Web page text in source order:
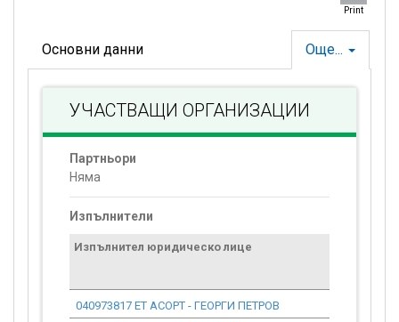
Print
Още...
Основни данни
УЧАСТВАЩИ ОРГАНИЗАЦИИ
Партньори
Няма
Изпълнители
Изпълнител юридическо лице
040973817 ЕТ АСОРТ - ГЕОРГИ ПЕТРОВ